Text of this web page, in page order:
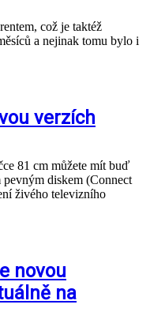
což je taktéž
a nejinak tomu bylo i
verzích
81 cm můžete mít buď
diskem (Connect
živého televizního
novou
na